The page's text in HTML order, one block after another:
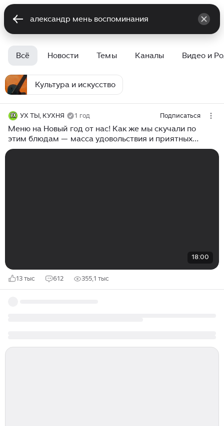
Всё Новости Темы Каналы Видео и
Культура и искусство
УХ ТЫ, КУХНЯ 1 год Подписаться
Меню на Новый год от нас! Как же мы скучали по
этим блюдам — масса удовольствия и приятных
воспоминаний!
18:00
13 тыс 612 355,1 тыс